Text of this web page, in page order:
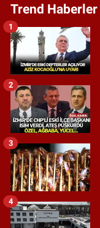
Trend Haberler
1
2
3
4